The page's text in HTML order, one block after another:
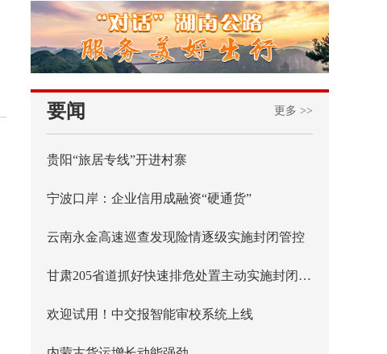
要闻 更多 >>
贵阳“旅居专线”开进村寨
宁波口岸：企业信用成融资“硬通货”
云南永金高速巡查发现险情逐级实施封闭管控
甘肃205省道抓好快速排危处置主动实施封闭管控
欢迎试用！中交报智能审校系统上线